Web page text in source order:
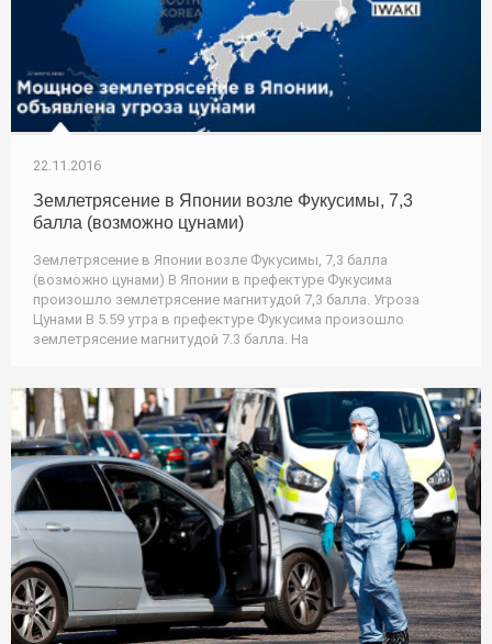
22.11.2016
Землетрясение в Японии возле Фукусимы, 7,3
балла (возможно цунами)
Землетрясение в Японии возле Фукусимы, 7,3 балла
(возможно цунами) В Японии в префектуре Фукусима
произошло землетрясение магнитудой 7,3 балла. Угроза
Цунами В 5.59 утра в префектуре Фукусима произошло
землетрясение магнитудой 7.3 балла. На